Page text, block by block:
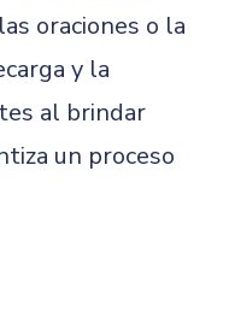
oraciones o la
y la
al brindar
un proceso